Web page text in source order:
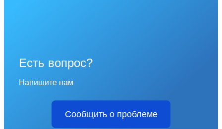
Есть вопрос?
Напишите нам
Сообщить о проблеме